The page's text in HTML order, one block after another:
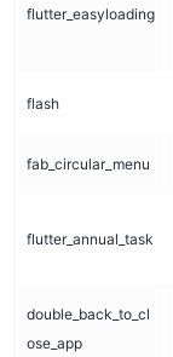
flutter_easyloading
flash
fab_circular_menu
flutter_annual_task
double_back_to_cl
ose_app